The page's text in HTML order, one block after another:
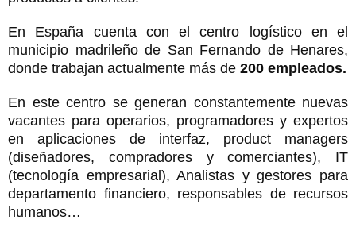
En España cuenta con el centro logístico en el
municipio madrileño de San Fernando de Henares,
donde trabajan actualmente más de 200 empleados.
En este centro se generan constantemente nuevas
vacantes para operarios, programadores y expertos
en aplicaciones de interfaz, product managers
(diseñadores, compradores y comerciantes), IT
(tecnología empresarial), Analistas y gestores para
departamento financiero, responsables de recursos
humanos…